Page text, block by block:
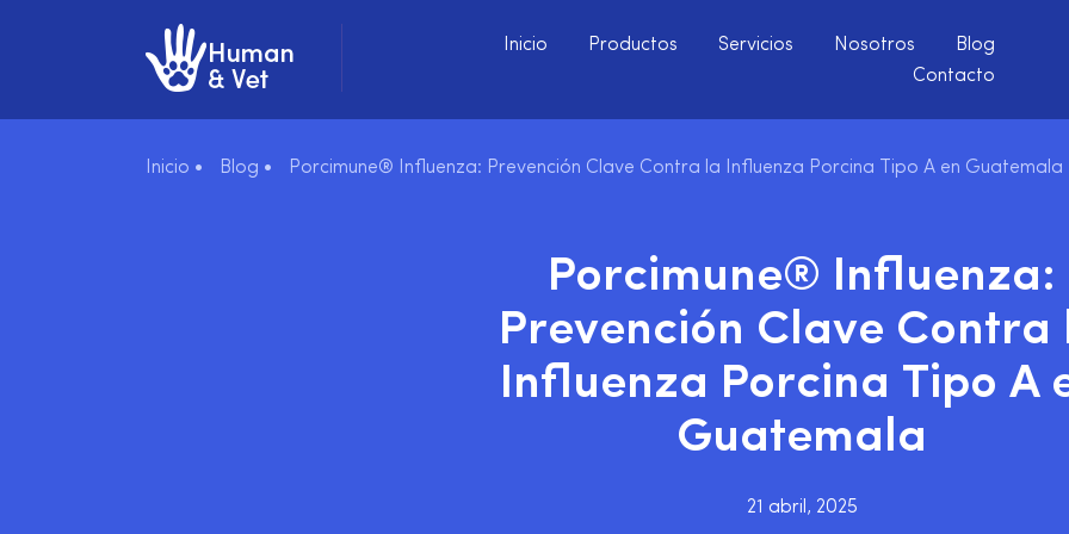
Inicio Productos Servicios Nosotros
Blog
Contacto
Inicio • Blog • Porcimune® Influenza: Prevención Clave Contra la Influenza Porcina Tipo A en Guatemala
Porcimune® Influenza:
Prevención Clave Contra
Influenza Porcina Tipo A
Guatemala
21 abril, 2025